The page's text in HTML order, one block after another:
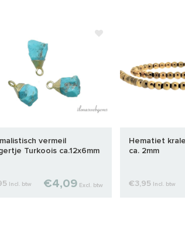
vermeil
Turkoois ca.12x6mm
Incl. btw €4,09 Excl. btw
Hematiet
ca. 2mm
€3,95 Incl. btw